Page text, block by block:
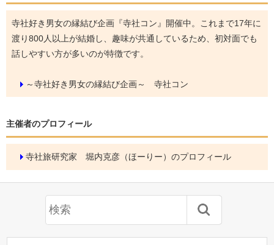
寺社好き男女の縁結び企画『寺社コン』開催中。これまで17年に
渡り800人以上が結婚し、趣味が共通しているため、初対面でも
話しやすい方が多いのが特徴です。
～寺社好き男女の縁結び企画～ 寺社コン
主催者のプロフィール
寺社旅研究家 堀内克彦（ほーりー）のプロフィール